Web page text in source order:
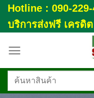
Skip
to
content
Hotline : 090-
บริการส่งฟรี เครดิ
ค้นหา: